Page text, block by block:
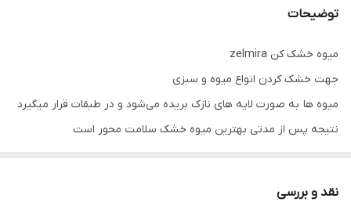
توضیحات
میوه خشک کن zelmira
جهت خشک کردن انواع میوه و سبزی
میوه ها به صورت لایه های نازک بریده می‌شود و در طبقات قرار میگیرد
نتیجه پس از مدتی بهترین میوه خشک سلامت محور است
نقد و بررسی